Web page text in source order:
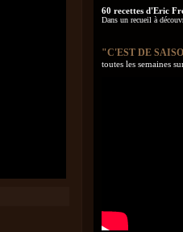
60 recettes d'Eric
Dans un recueil à
"C'EST DE
toutes les semaines